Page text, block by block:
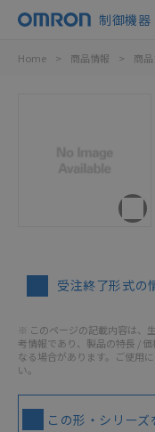
制御機器
Home > 商品情報 > 商
受注終了形式の
※ このページの記載内容は、
考情報であり、製品の特長 /
なる場合があります。ご使用
い。
この形・シリー